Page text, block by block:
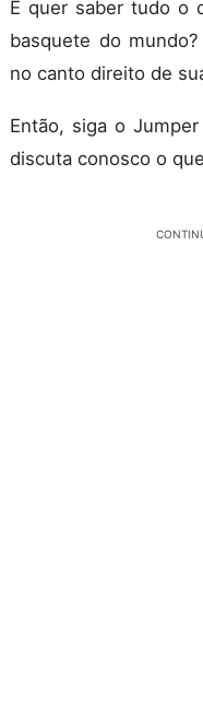
E quer saber tudo o
basquete do
no canto direito de
Então, siga o
discuta conosco o